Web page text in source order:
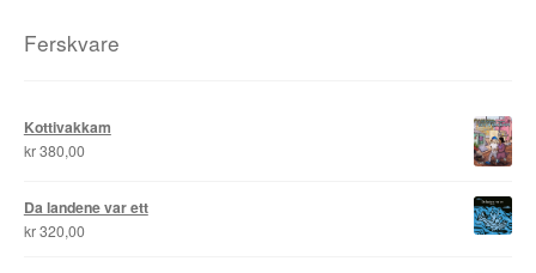
Ferskvare
Kottivakkam
kr380,00
Da landene var ett
kr320,00